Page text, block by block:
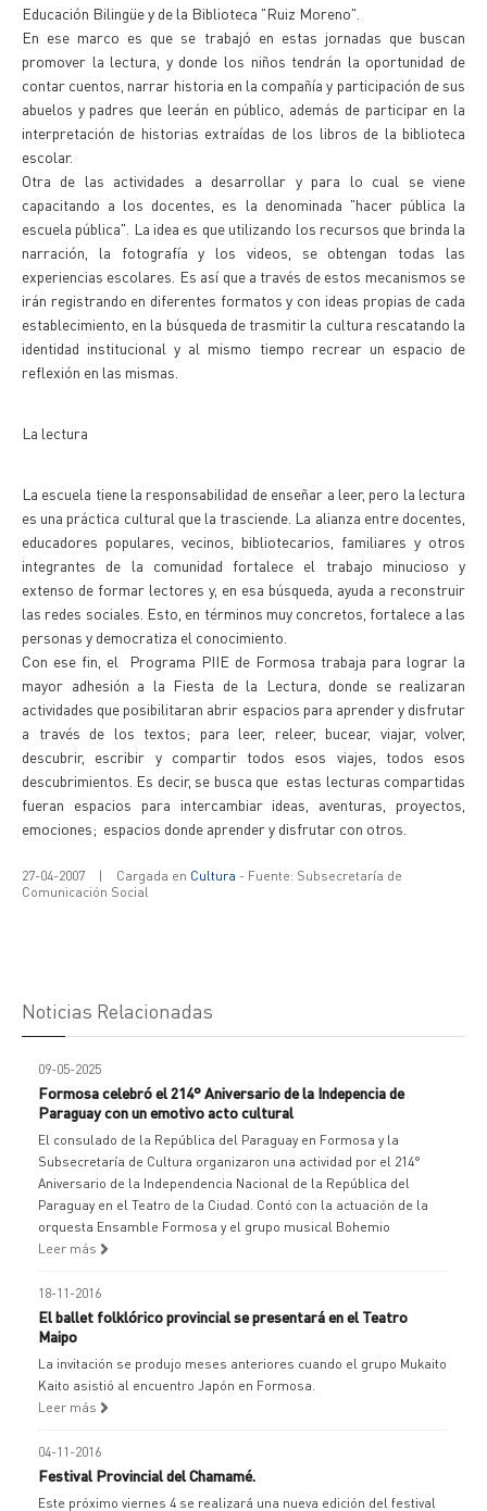
Educación Bilingüe y de la Biblioteca "Ruiz Moreno".
En ese marco es que se trabajó en estas jornadas que buscan
promover la lectura, y donde los niños tendrán la oportunidad de
contar cuentos, narrar historia en la compañía y participación de sus
abuelos y padres que leerán en público, además de participar en la
interpretación de historias extraídas de los libros de la biblioteca
escolar.
Otra de las actividades a desarrollar y para lo cual se viene
capacitando a los docentes, es la denominada "hacer pública la
escuela pública". La idea es que utilizando los recursos que brinda la
narración, la fotografía y los videos, se obtengan todas las
experiencias escolares. Es así que a través de estos mecanismos se
irán registrando en diferentes formatos y con ideas propias de cada
establecimiento, en la búsqueda de trasmitir la cultura rescatando la
identidad institucional y al mismo tiempo recrear un espacio de
reflexión en las mismas.
La lectura
La escuela tiene la responsabilidad de enseñar a leer, pero la lectura
es una práctica cultural que la trasciende. La alianza entre docentes,
educadores populares, vecinos, bibliotecarios, familiares y otros
integrantes de la comunidad fortalece el trabajo minucioso y
extenso de formar lectores y, en esa búsqueda, ayuda a reconstruir
las redes sociales. Esto, en términos muy concretos, fortalece a las
personas y democratiza el conocimiento.
Con ese fin, el Programa PIIE de Formosa trabaja para lograr la
mayor adhesión a la Fiesta de la Lectura, donde se realizaran
actividades que posibilitaran abrir espacios para aprender y disfrutar
a través de los textos; para leer, releer, bucear, viajar, volver,
descubrir, escribir y compartir todos esos viajes, todos esos
descubrimientos. Es decir, se busca que estas lecturas compartidas
fueran espacios para intercambiar ideas, aventuras, proyectos,
emociones; espacios donde aprender y disfrutar con otros.
27-04-2007 | Cargada en Cultura - Fuente: Subsecretaría de
Comunicación Social
Noticias Relacionadas
09-05-2025
Formosa celebró el 214° Aniversario de la Indepencia de
Paraguay con un emotivo acto cultural
El consulado de la República del Paraguay en Formosa y la
Subsecretaría de Cultura organizaron una actividad por el 214°
Aniversario de la Independencia Nacional de la República del
Paraguay en el Teatro de la Ciudad. Contó con la actuación de la
orquesta Ensamble Formosa y el grupo musical Bohemio
Leer más
18-11-2016
El ballet folklórico provincial se presentará en el Teatro
Maipo
La invitación se produjo meses anteriores cuando el grupo Mukaito
Kaito asistió al encuentro Japón en Formosa.
Leer más
04-11-2016
Festival Provincial del Chamamé.
Este próximo viernes 4 se realizará una nueva edición del festival